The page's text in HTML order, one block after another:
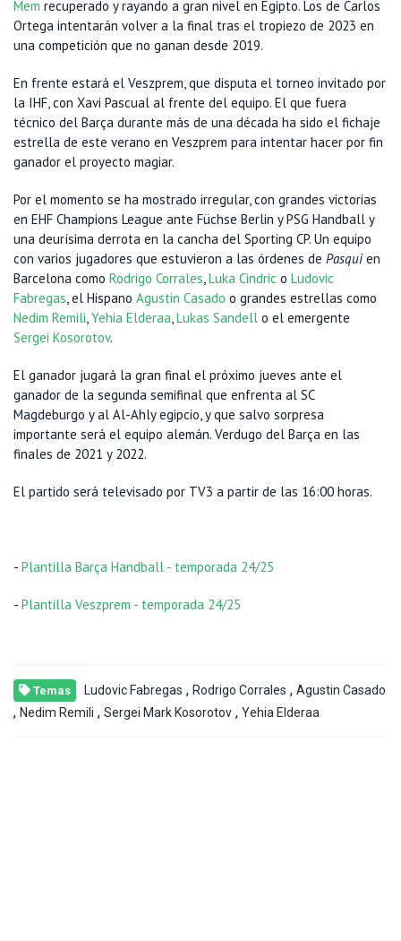
Mem recuperado y rayando a gran nivel en Egipto. Los de Carlos
Ortega intentarán volver a la final tras el tropiezo de 2023 en
una competición que no ganan desde 2019.
En frente estará el Veszprem, que disputa el torneo invitado por
la IHF, con Xavi Pascual al frente del equipo. El que fuera
técnico del Barça durante más de una década ha sido el fichaje
estrella de este verano en Veszprem para intentar hacer por fin
ganador el proyecto magiar.
Por el momento se ha mostrado irregular, con grandes victorias
en EHF Champions League ante Füchse Berlin y PSG Handball y
una deurísima derrota en la cancha del Sporting CP. Un equipo
con varios jugadores que estuvieron a las órdenes de Pasquien
Barcelona como Rodrigo Corrales,Luka Cindric o Ludovic
Fabregas, el Hispano Agustin Casado o grandes estrellas como
Nedim Remili,Yehia Elderaa,Lukas Sandell o el emergente
Sergei Kosorotov.
El ganador jugará la gran final el próximo jueves ante el
ganador de la segunda semifinal que enfrenta al SC
Magdeburgo y al Al-Ahly egipcio, y que salvo sorpresa
importante será el equipo alemán. Verdugo del Barça en las
finales de 2021 y 2022.
El partido será televisado por TV3 a partir de las 16:00 horas.
- Plantilla Barça Handball - temporada 24/25
- Plantilla Veszprem - temporada 24/25
Temas Ludovic Fabregas , Rodrigo Corrales , Agustin Casado
, Nedim Remili , Sergei Mark Kosorotov , Yehia Elderaa